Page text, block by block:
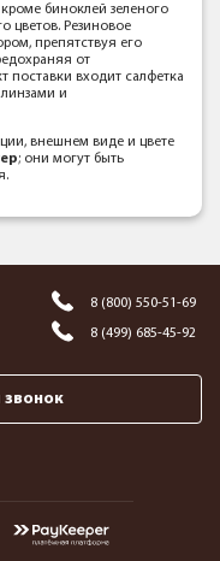
кроме биноклей зеленого
цветов. Резиновое
препятствуя его
от
входит салфетка
и
внешнем виде и цвете
; они могут быть
8 (800) 550-51-69
8 (499) 685-45-92
звонок